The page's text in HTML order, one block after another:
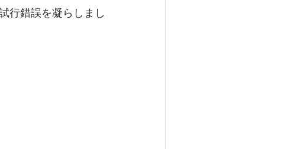
行錯誤を凝らしまし